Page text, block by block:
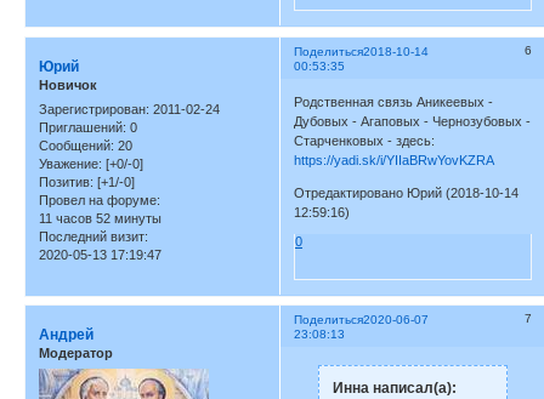
Поделиться 6
2018-10-14
00:53:35
Юрий
Новичок
Зарегистрирован: 2011-02-24
Приглашений: 0
Сообщений: 20
Уважение: [+0/-0]
Позитив: [+1/-0]
Провел на форуме:
11 часов 52 минуты
Последний визит:
2020-05-13 17:19:47
Родственная связь Аникеевых -
Дубовых - Агаповых - Чернозубовых -
Старченковых - здесь:
https://yadi.sk/i/YIIaBRwYovKZRA
Отредактировано Юрий (2018-10-14
12:59:16)
0
Поделиться 7
2020-06-07
23:08:13
Андрей
Модератор
Инна написал(а):